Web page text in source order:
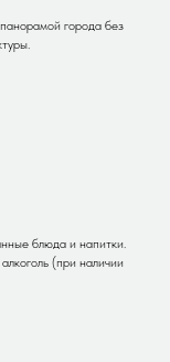
города без
блюда и напитки.
(при наличии